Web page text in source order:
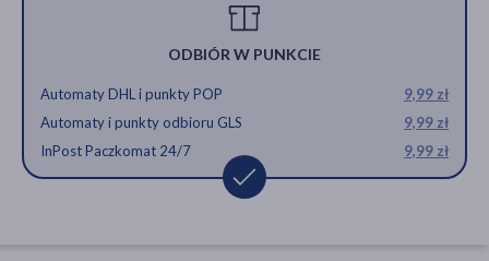
ODBIÓR W PUNKCIE
Automaty DHL i punkty POP
9,99 zł
Automaty i punkty odbioru GLS
9,99 zł
InPost Paczkomat 24/7
9,99 zł